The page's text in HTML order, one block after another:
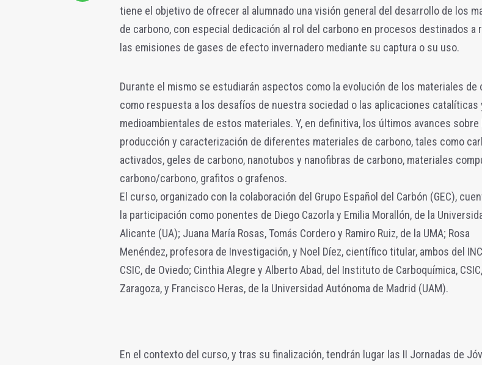
tiene el objetivo de ofrecer al alumnado una visión general del desarrollo de los
de carbono, con especial dedicación al rol del carbono en procesos destinados a
las emisiones de gases de efecto invernadero mediante su captura o su uso.
Durante el mismo se estudiarán aspectos como la evolución de los materiales de
como respuesta a los desafíos de nuestra sociedad o las aplicaciones catalíticas
medioambientales de estos materiales. Y, en definitiva, los últimos avances sobre
producción y caracterización de diferentes materiales de carbono, tales como
activados, geles de carbono, nanotubos y nanofibras de carbono, materiales
carbono/carbono, grafitos o grafenos.
El curso, organizado con la colaboración del Grupo Español del Carbón (GEC),
la participación como ponentes de Diego Cazorla y Emilia Morallón, de la
Alicante (UA); Juana María Rosas, Tomás Cordero y Ramiro Ruiz, de la UMA; Rosa
Menéndez, profesora de Investigación, y Noel Díez, científico titular, ambos del
CSIC, de Oviedo; Cinthia Alegre y Alberto Abad, del Instituto de Carboquímica,
Zaragoza, y Francisco Heras, de la Universidad Autónoma de Madrid (UAM).
En el contexto del curso, y tras su finalización, tendrán lugar las II Jornadas de